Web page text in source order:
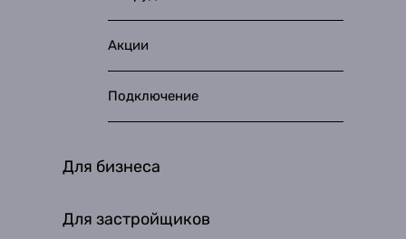
Акции
Подключение
Для бизнеса
Для застройщиков